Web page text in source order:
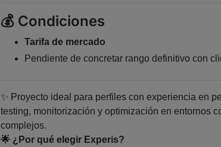
💰 Condiciones
Tarifa de mercado
Pendiente de concretar rango definitivo con
✨ Proyecto ideal para perfiles con experiencia en
testing, monitorización y optimización en entornos
complejos.
🌟¿Por qué elegir Experis?